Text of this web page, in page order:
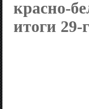
красно-
итоги 29-